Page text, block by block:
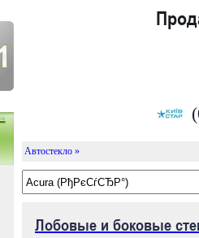
Автостекло »
Лобовые и боковые